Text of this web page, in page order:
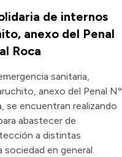
de internos
anexo del Penal
Roca
sanitaria,
anexo del Penal Nº
se encuentran realizando
abastecer de
a distintas
en general.